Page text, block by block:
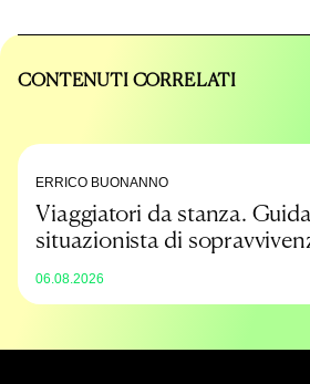
CONTENUTI CORRELATI
ERRICO BUONANNO
Viaggiatori da stanza.
situazionista di
06.08.2026